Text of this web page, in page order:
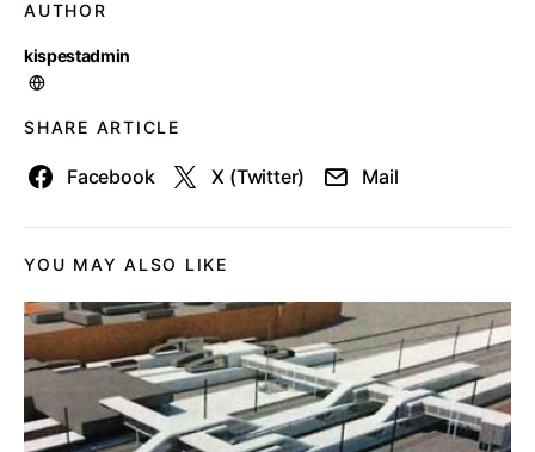
AUTHOR
kispestadmin
SHARE ARTICLE
Facebook X (Twitter) Mail
YOU MAY ALSO LIKE